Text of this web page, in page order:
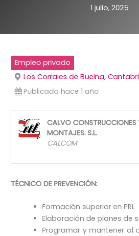
1 julio, 2025
Empleo privado
Los Corrales de Buelna,
Publicado hace 1 año
CALVO CONSTRUCCIONES
MONTAJES. S.L.
CALCOM
TÉCNICO DE PREVENCIÓN:
Formación superior en PRL
Elaboración de planes de
Programar y mantener al